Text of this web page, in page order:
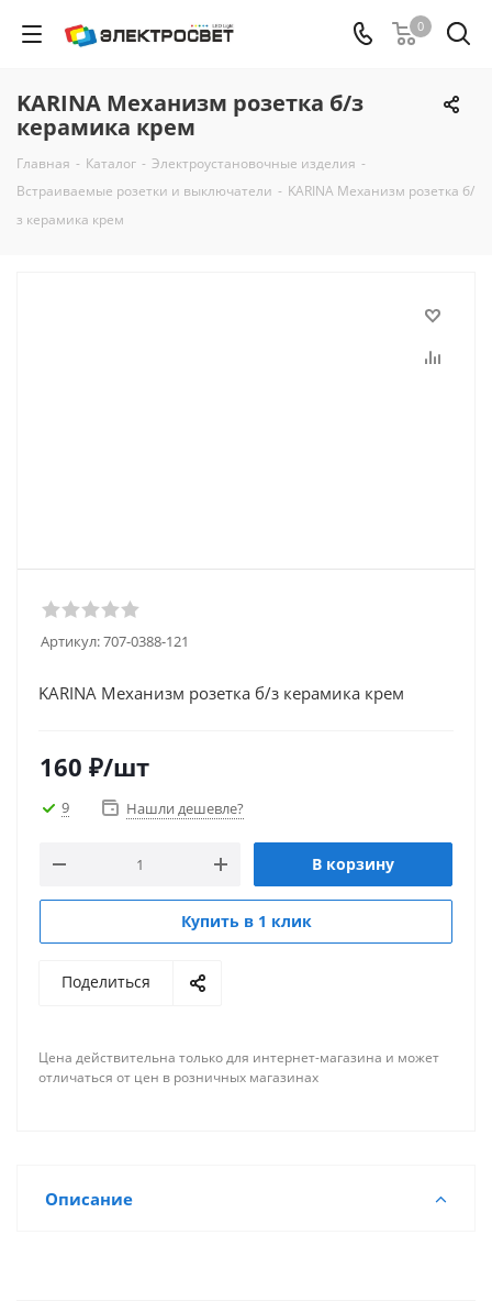
0
KARINA Механизм розетка б/з
керамика крем
Главная - Каталог - Электроустановочные изделия -
Встраиваемые розетки и выключатели - KARINA Механизм розетка б/
з керамика крем
Артикул:707-0388-121
KARINA Механизм розетка б/з керамика крем
160 ₽/шт
9 Нашли дешевле?
В корзину
Купить в 1 клик
Поделиться
Цена действительна только для интернет-магазина и может
отличаться от цен в розничных магазинах
Описание